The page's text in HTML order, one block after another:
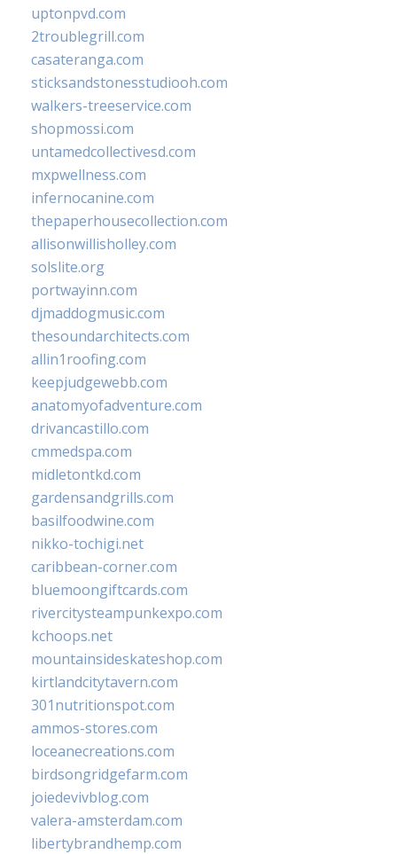
uptonpvd.com
2troublegrill.com
casateranga.com
sticksandstonesstudiooh.com
walkers-treeservice.com
shopmossi.com
untamedcollectivesd.com
mxpwellness.com
infernocanine.com
thepaperhousecollection.com
allisonwillisholley.com
solslite.org
portwayinn.com
djmaddogmusic.com
thesoundarchitects.com
allin1roofing.com
keepjudgewebb.com
anatomyofadventure.com
drivancastillo.com
cmmedspa.com
midletontkd.com
gardensandgrills.com
basilfoodwine.com
nikko-tochigi.net
caribbean-corner.com
bluemoongiftcards.com
rivercitysteampunkexpo.com
kchoops.net
mountainsideskateshop.com
kirtlandcitytavern.com
301nutritionspot.com
ammos-stores.com
loceanecreations.com
birdsongridgefarm.com
joiedevivblog.com
valera-amsterdam.com
libertybrandhemp.com